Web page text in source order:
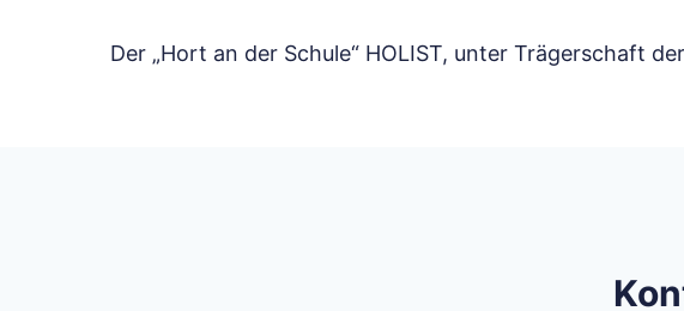
Der „Hort an der Schule“ HOLIST, unter Trägerschaft